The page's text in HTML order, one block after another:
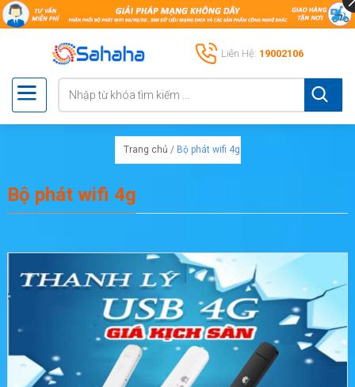
Liên Hệ: 19002106
Trang chủ / Bộ phát wifi 4g
Bộ phát wifi 4g